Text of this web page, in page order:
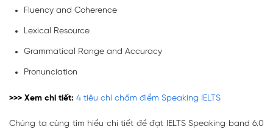
Fluency and Coherence
Lexical Resource
Grammatical Range and Accuracy
Pronunciation
>>> Xem chi tiết: 4 tiêu chí chấm điểm Speaking IELTS
Chúng ta cùng tìm hiểu chi tiết để đạt IELTS Speaking band 6.0